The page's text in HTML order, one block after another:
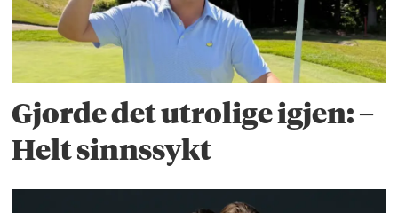
Gjorde det utrolige igjen: –
Helt sinnssykt